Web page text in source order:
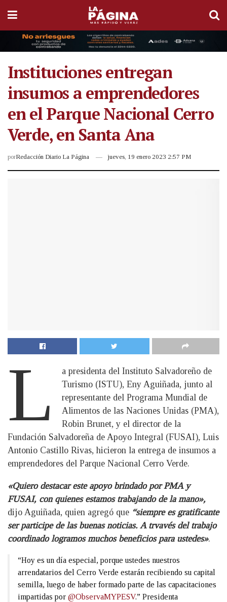
Instituciones entregan
insumos a emprendedores
en el Parque Nacional Cerro
Verde, en Santa Ana
porRedacción Diario La Página jueves, 19 enero 2023 2:57 PM
L
a presidenta del Instituto Salvadoreño de
Turismo (ISTU), Eny Aguiñada, junto al
representante del Programa Mundial de
Alimentos de las Naciones Unidas (PMA),
Robin Brunet, y el director de la
Fundación Salvadoreña de Apoyo Integral (FUSAI), Luis
Antonio Castillo Rivas, hicieron la entrega de insumos a
emprendedores del Parque Nacional Cerro Verde.
«Quiero destacar este apoyo brindado por PMA y
FUSAI, con quienes estamos trabajando de la mano»,
dijo Aguiñada, quien agregó que “siempre es gratificante
ser participe de las buenas noticias. A trvavés del trabajo
coordinado logramos muchos beneficios para ustedes».
“Hoy es un día especial, porque ustedes nuestros
arrendatarios del Cerro Verde estarán recibiendo su capital
semilla, luego de haber formado parte de las capacitaciones
impartidas por @ObservaMYPESV.” Presidenta